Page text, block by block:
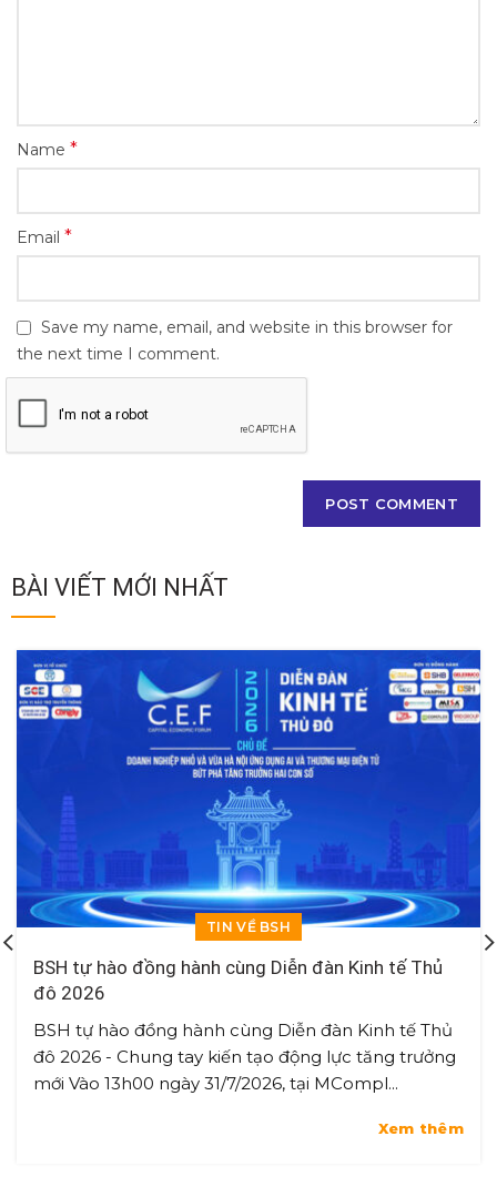
Name *
Email *
Save my name, email, and website in this browser for
the next time I comment.
BÀI VIẾT MỚI NHẤT
TIN VỀ BSH
BSH tự hào đồng hành cùng Diễn đàn Kinh tế Thủ
đô 2026
BSH tự hào đồng hành cùng Diễn đàn Kinh tế Thủ
đô 2026 - Chung tay kiến tạo động lực tăng trưởng
mới Vào 13h00 ngày 31/7/2026, tại MCompl...
Xem thêm